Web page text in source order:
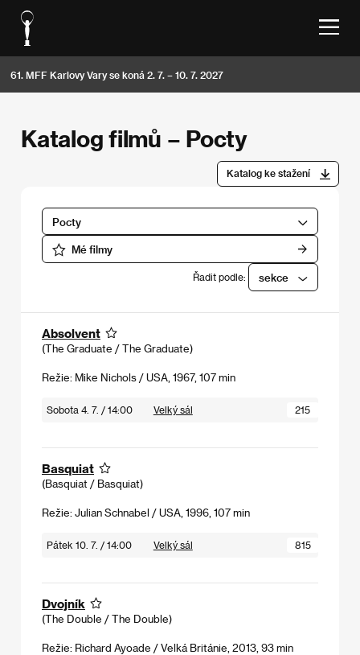
61. MFF Karlovy Vary se koná 2. 7. – 10. 7. 2027
Katalog filmů – Pocty
Katalog ke stažení
Pocty
Mé filmy
Řadit podle: sekce
Absolvent
(The Graduate / The Graduate)
Režie: Mike Nichols / USA, 1967, 107 min
Sobota 4. 7. / 14:00 Velký sál 215
Basquiat
(Basquiat / Basquiat)
Režie: Julian Schnabel / USA, 1996, 107 min
Pátek 10. 7. / 14:00 Velký sál 815
Dvojník
(The Double / The Double)
Režie: Richard Ayoade / Velká Británie, 2013, 93 min